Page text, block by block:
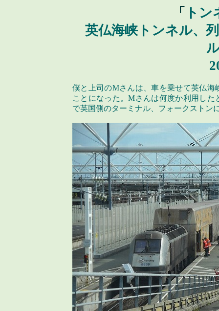
「
ト
英仏海峡トンネル、
僕と上司のMさんは、車を乗せて英仏海
ことになった。Mさんは何度か利用し
で英国側のターミナル、フォークストン